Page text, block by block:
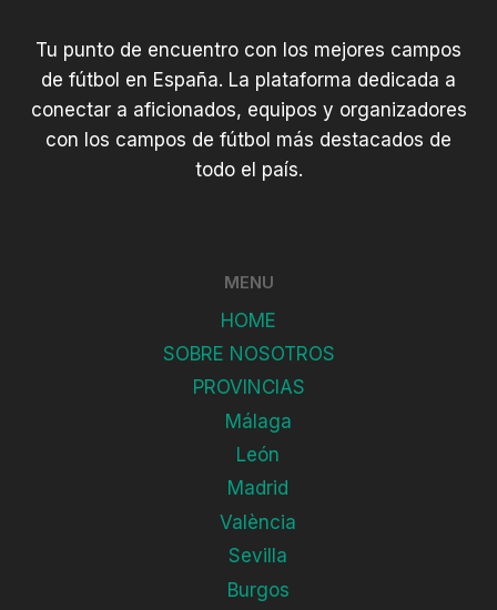
Tu punto de encuentro con los mejores campos
de fútbol en España. La plataforma dedicada a
conectar a aficionados, equipos y organizadores
con los campos de fútbol más destacados de
todo el país.
MENU
HOME
SOBRE NOSOTROS
PROVINCIAS
Málaga
León
Madrid
València
Sevilla
Burgos